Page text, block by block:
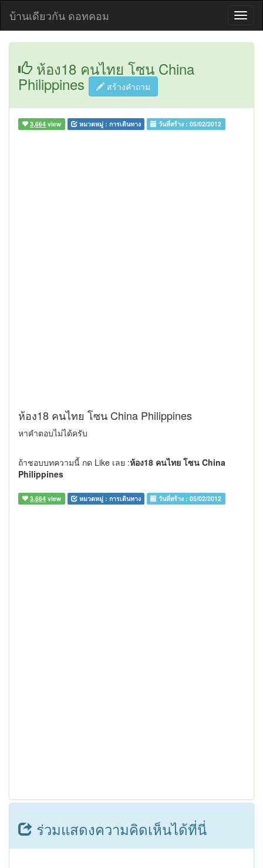
บ้านเดียวกัน ดอทคอม
ห้อง18 คนไทย โซน China
Philippines สร้างคำถาม
3,664 view หมวดหมู่ : การเดินทาง วันที่สร้าง :05/02/2012
ห้อง18 คนไทย โซน China Philippines
หาคำตอบไม่ได้ครับ
ถ้าชอบบทความนี้ กด Like เลย :ห้อง18 คนไทย โซน China
Philippines
3,664 view หมวดหมู่ : การเดินทาง วันที่สร้าง :05/02/2012
ร่วมแสดงความคิดเห็นได้ที่นี่